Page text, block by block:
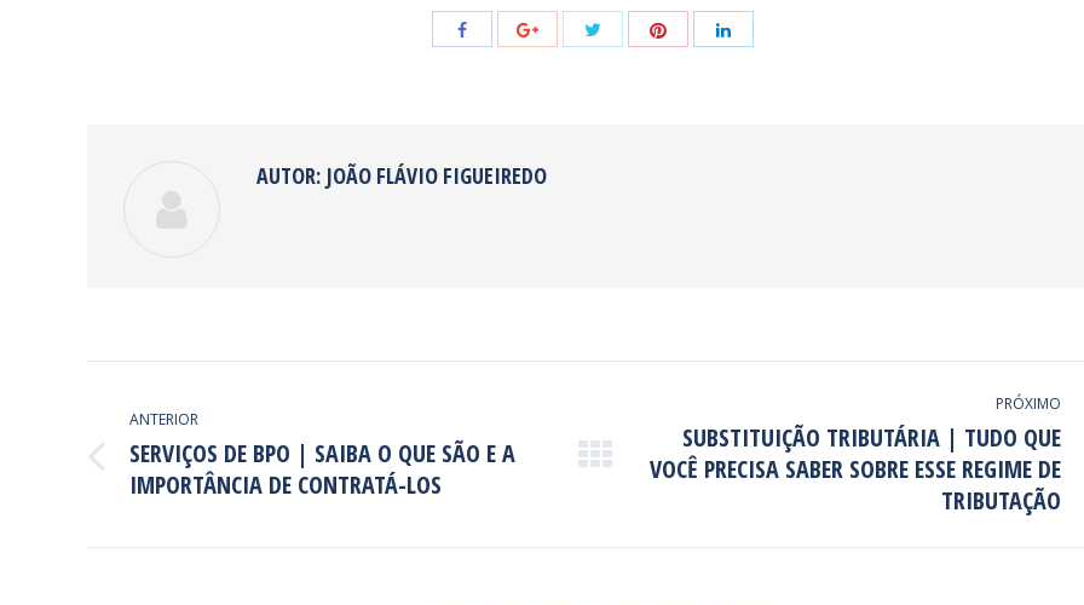
AUTOR: JOÃO FLÁVIO FIGUEIREDO
DE
POST:
ANTERIOR
Post
anterior:
SERVIÇOS DE BPO | SAIBA O QUE SÃO E A
IMPORTÂNCIA DE CONTRATÁ-LOS
PRÓXIMO
Próximo
SUBSTITUIÇÃO TRIBUTÁRIA | TUDO QUE
VOCÊ PRECISA SABER SOBRE ESSE REGIME DE
TRIBUTAÇÃO